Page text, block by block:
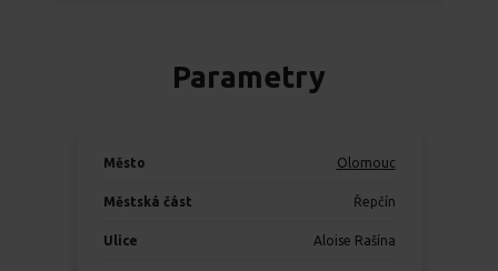
Parametry
Město Olomouc
Městská část Řepčín
Ulice Aloise Rašína